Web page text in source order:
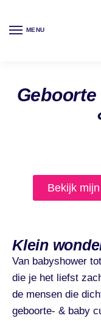
MENU
Bekijk
Klein
Van babyshower
die je het liefst
de mensen die
geboorte- & baby